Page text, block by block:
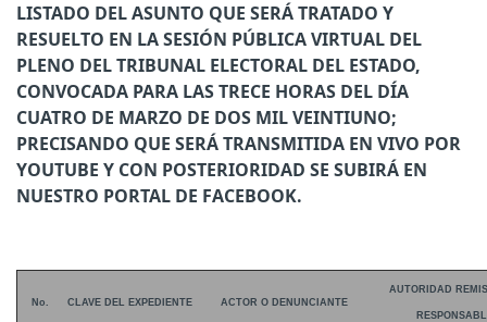
LISTADO DEL ASUNTO QUE SERÁ TRATADO Y
RESUELTO EN LA SESIÓN PÚBLICA VIRTUAL DEL
PLENO DEL TRIBUNAL ELECTORAL DEL ESTADO,
CONVOCADA PARA LAS TRECE HORAS DEL DÍA
CUATRO DE MARZO DE DOS MIL VEINTIUNO;
PRECISANDO QUE SERÁ TRANSMITIDA EN VIVO POR
YOUTUBE Y CON POSTERIORIDAD SE SUBIRÁ EN
NUESTRO PORTAL DE FACEBOOK.
No. CLAVE DEL EXPEDIENTE ACTOR O DENUNCIANTE
AUTORIDAD